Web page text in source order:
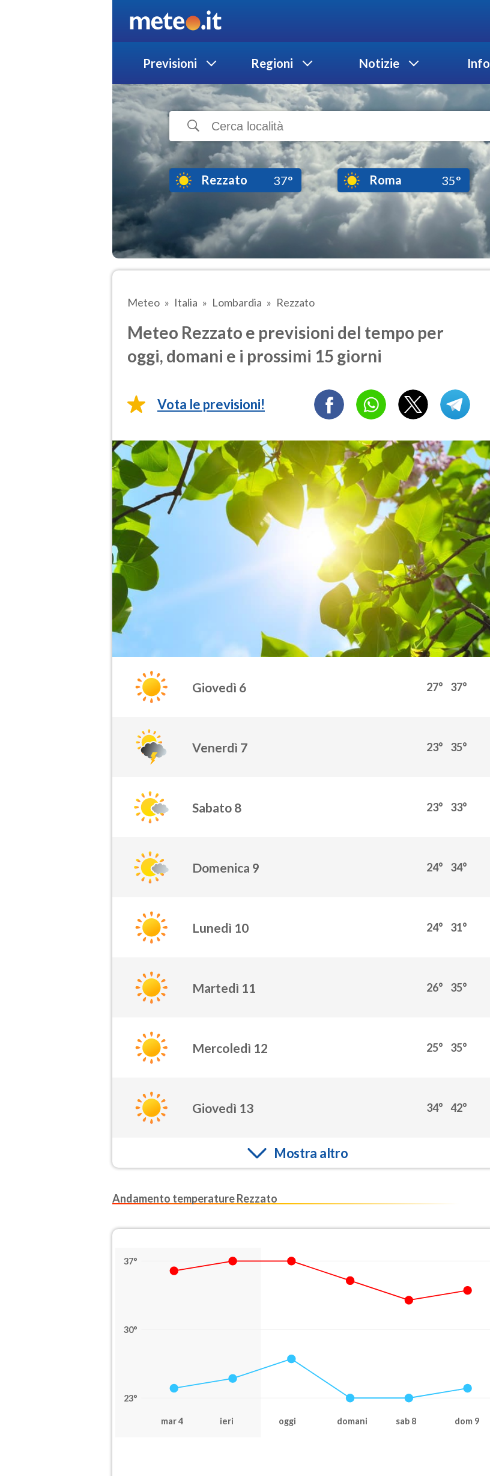
Previsioni Regioni Notizie Info
Rezzato 37° Roma 35°
Meteo Italia Lombardia Rezzato
Meteo Rezzato e previsioni del tempo per
oggi, domani e i prossimi 15 giorni
Vota le previsioni!
Giovedì 6 27° 37°
Venerdì 7 23° 35°
Sabato 8 23° 33°
Domenica 9 24° 34°
Lunedì 10 24° 31°
Martedì 11 26° 35°
Mercoledì 12 25° 35°
Giovedì 13 34° 42°
Mostra altro
Andamento temperature Rezzato
37°
30°
23°
mar 4 ieri oggi domani sab 8 dom 9